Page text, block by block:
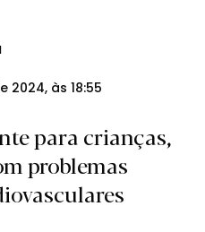
2024, às 18:55
para crianças,
problemas